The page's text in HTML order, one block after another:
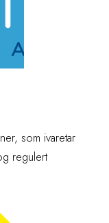
som ivaretar
regulert